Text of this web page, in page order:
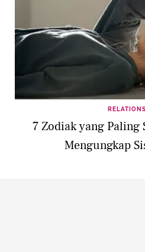
7 Zodiak yang Paling
Mengungkap